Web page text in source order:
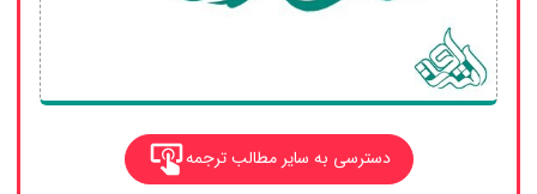
دسترسی به سایر مطالب ترجمه